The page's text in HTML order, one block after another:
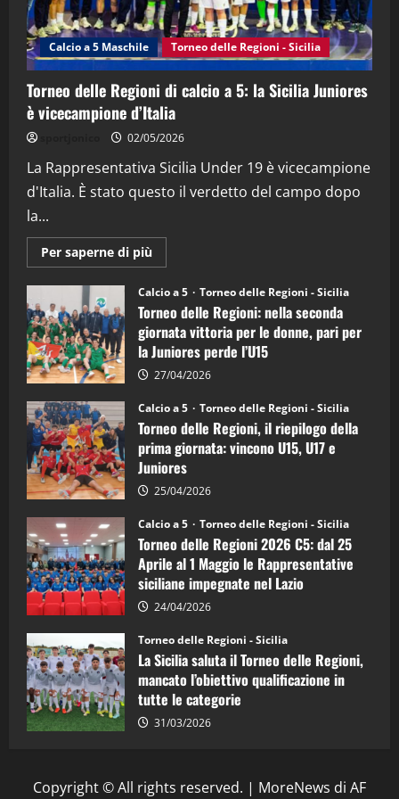
4
“SportEmpire” in Podcast: 27^ Puntata
(Martedi 14 Aprile 2026)
15/04/2026
"SportEmpire" in Podcast
“SportEmpire” in Podcast: 26^ Puntata
08/04/2026
Calcio a 5 Maschile Torneo delle Regioni - Sicilia
Torneo delle Regioni di calcio a 5: la Sicilia Juniores
è vicecampione d’Italia
02/05/2026
La Rappresentativa Sicilia Under 19 è vicecampione
d'Italia. È stato questo il verdetto del campo dopo
la...
Per saperne di più
informazioni
Torneo
delle
Regioni
di
calcio
a
5:
la
Juniores
è
vicecampione
d’Italia
Calcio a 5 Torneo delle Regioni - Sicilia
Torneo delle Regioni: nella seconda
giornata vittoria per le donne, pari per
la Juniores perde l’U15
27/04/2026
Calcio a 5 Torneo delle Regioni - Sicilia
Torneo delle Regioni, il riepilogo della
prima giornata: vincono U15, U17 e
Juniores
25/04/2026
Calcio a 5 Torneo delle Regioni - Sicilia
Torneo delle Regioni 2026 C5: dal 25
Aprile al 1 Maggio le Rappresentative
siciliane impegnate nel Lazio
24/04/2026
Torneo delle Regioni - Sicilia
La Sicilia saluta il Torneo delle Regioni,
mancato l’obiettivo qualificazione in
tutte le categorie
31/03/2026
Copyright © All rights reserved. | MoreNews di AF